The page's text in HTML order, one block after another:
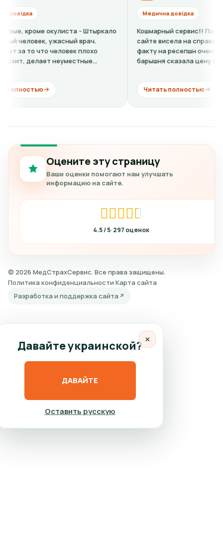
Медична довідка
сервис!! По телефону и на
висела на справку одна цена, но по
на ресепшн очень хамовитая
сказала цену вдвое выше. Это
Читать полностью
Медична довідка
Вполне норм
Читать
Оцените эту страницу
Ваши оценки помогают нам улучшать
информацию на сайте.
4.5 297
© 2026 МедСтрахСервис. Все права защищены.
Политика конфиденциальности Карта сайта
Разработка и поддержка сайта
×
Давайте украинской?
ДАВАЙТЕ
Оставить русскую